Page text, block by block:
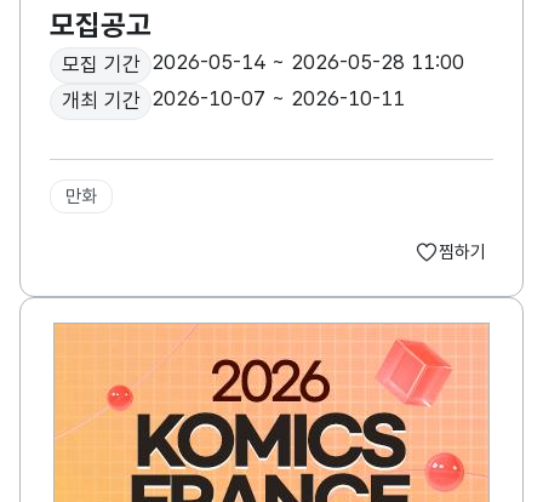
모집공고
모집 기간 2026-05-14 ~ 2026-05-28 11:00
개최 기간 2026-10-07 ~ 2026-10-11
만화
찜하기